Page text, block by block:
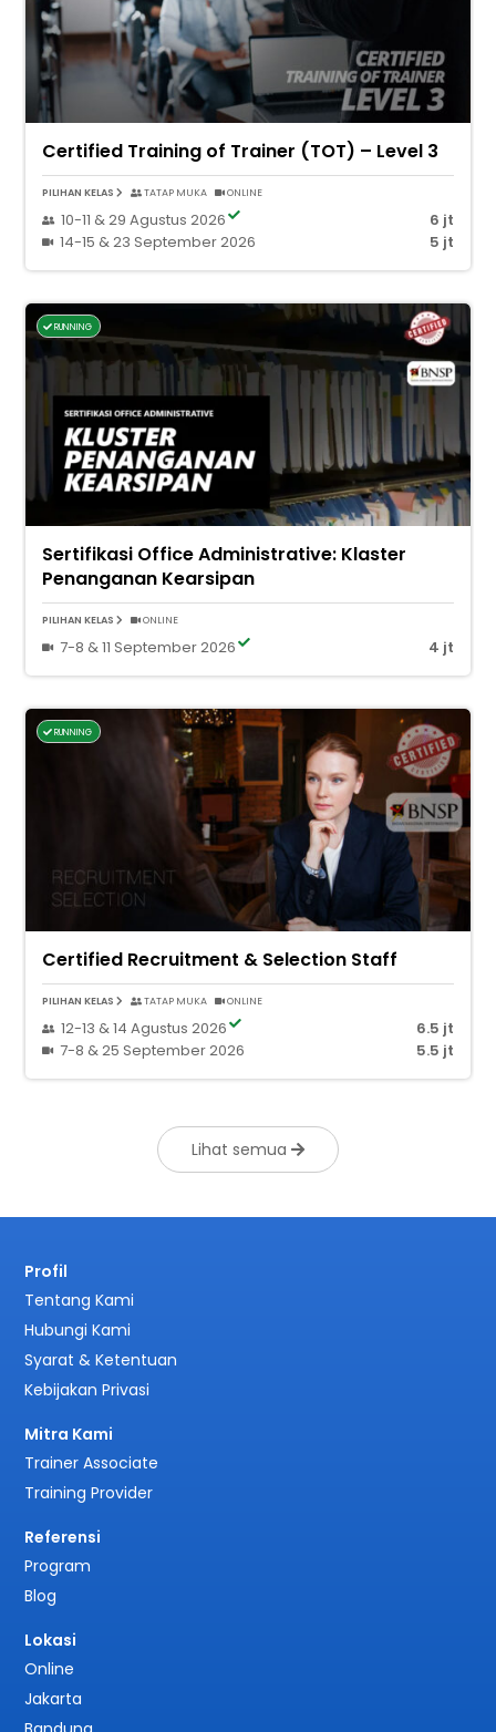
Certified Training of Trainer (TOT) – Level 3
PILIHAN KELAS TATAP MUKA ONLINE
10-11 & 29 Agustus 2026
6 jt
14-15 & 23 September 2026
5 jt
RUNNING
Sertifikasi Office Administrative: Klaster
Penanganan Kearsipan
PILIHAN KELAS ONLINE
7-8 & 11 September 2026 4 jt
RUNNING
Certified Recruitment & Selection Staff
PILIHAN KELAS TATAP MUKA ONLINE
12-13 & 14 Agustus 2026
6.5 jt
7-8 & 25 September 2026
5.5 jt
Lihat semua
Profil
Tentang Kami
Hubungi Kami
Syarat & Ketentuan
Kebijakan Privasi
Mitra Kami
Trainer Associate
Training Provider
Referensi
Program
Blog
Lokasi
Online
Jakarta